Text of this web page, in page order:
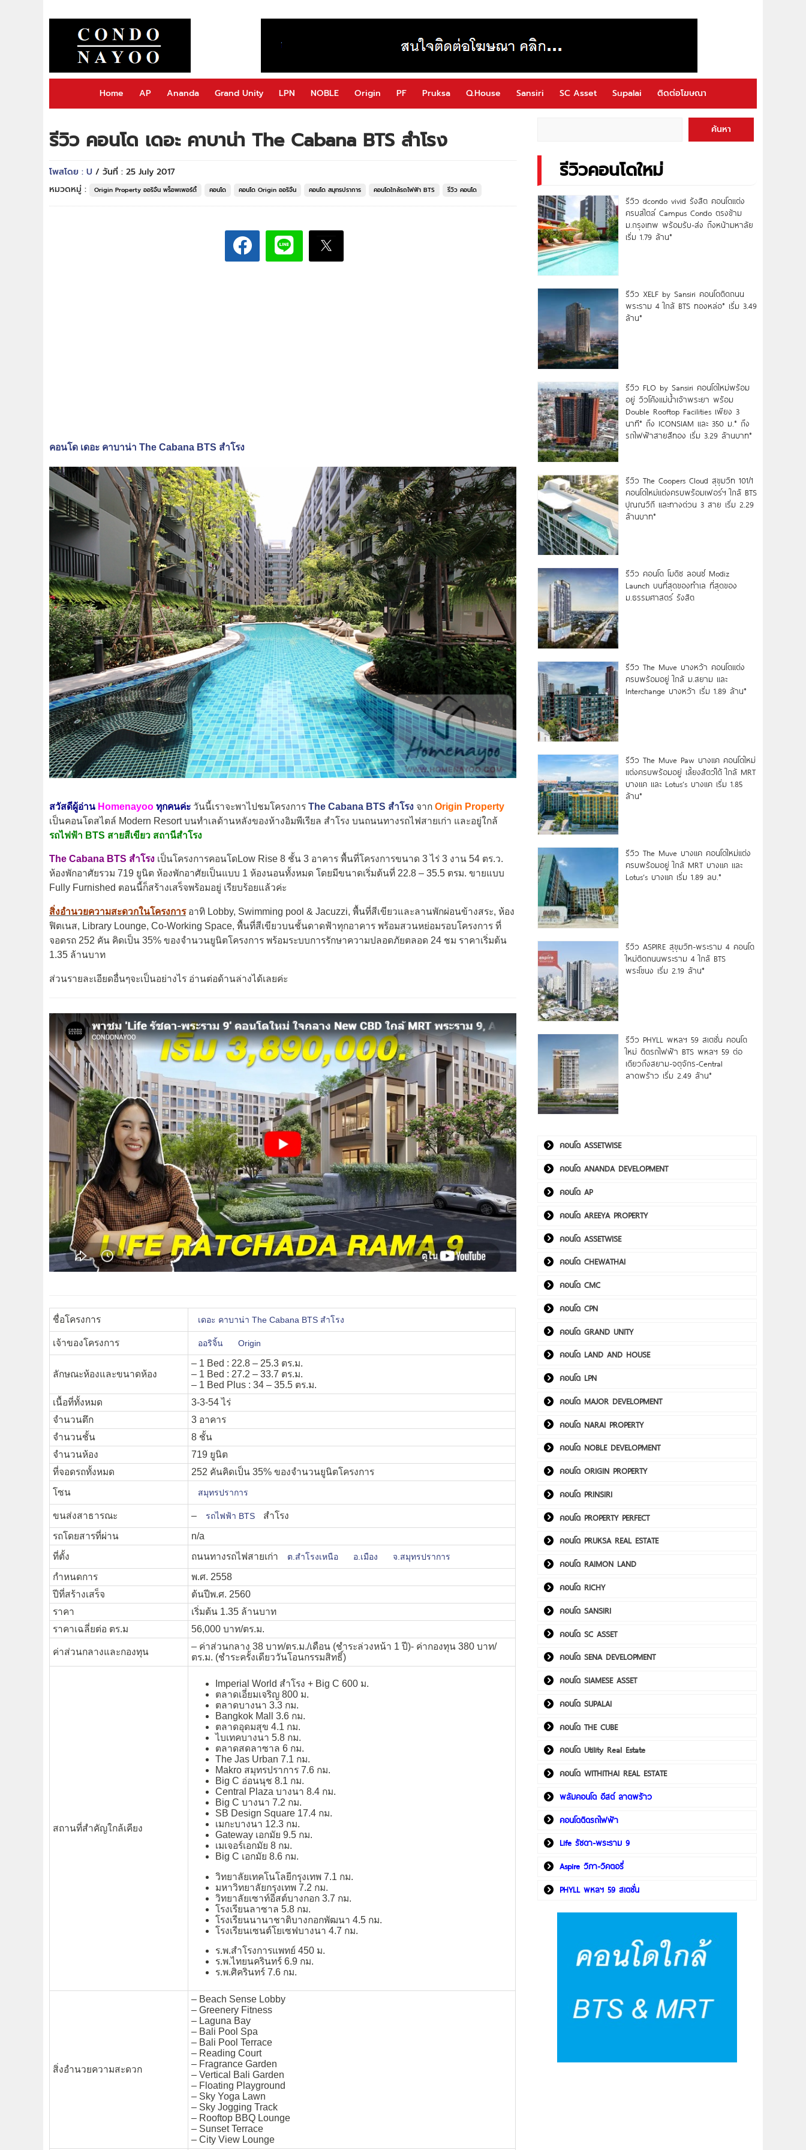
Home AP Ananda Grand Unity LPN NOBLE Origin PF Pruksa Q.House Sansiri SC Asset Supalai ติดต่อโฆษณา
รีวิว คอนโด เดอะ คาบาน่า The Cabana BTS สำโรง
โพสโดย : U / วันที่ : 25 July 2017
หมวดหมู่ :
Origin Property ออริจิ้น พร็อพเพอร์ตี้ คอนโด คอนโด Origin ออริจิ้น คอนโด สมุทรปราการ คอนโดใกล้รถไฟฟ้า BTS รีวิว คอนโด
คอนโด เดอะ คาบาน่า The Cabana BTS สำโรง
สวัสดีผู้อ่าน Homenayoo ทุกคนค่ะ วันนี้เราจะพาไปชมโครงการ The Cabana BTS สำโรง จาก Origin Property
เป็นคอนโดสไตล์ Modern Resort บนทำเลด้านหลังของห้างอิมพีเรียล สำโรง บนถนนทางรถไฟสายเก่า และอยู่ใกล้
รถไฟฟ้า BTS สายสีเขียว สถานีสำโรง
The Cabana BTS สำโรง เป็นโครงการคอนโดLow Rise 8 ชั้น 3 อาคาร พื้นที่โครงการขนาด 3 ไร่ 3 งาน 54 ตร.ว.
ห้องพักอาศัยรวม 719 ยูนิต ห้องพักอาศัยเป็นแบบ 1 ห้องนอนทั้งหมด โดยมีขนาดเริ่มต้นที่ 22.8 – 35.5 ตรม. ขายแบบ
Fully Furnished ตอนนี้ก็สร้างเสร็จพร้อมอยู่ เรียบร้อยแล้วค่ะ
สิ่งอำนวยความสะดวกในโครงการอาทิ Lobby, Swimming pool & Jacuzzi, พื้นที่สีเขียวและลานพักผ่อนข้างสระ, ห้อง
ฟิตเนส, Library Lounge, Co-Working Space, พื้นที่สีเขียวบนชั้นดาดฟ้าทุกอาคาร พร้อมสวนหย่อมรอบโครงการ ที่
จอดรถ 252 คัน คิดเป็น 35% ของจำนวนยูนิตโครงการ พร้อมระบบการรักษาความปลอดภัยตลอด 24 ชม ราคาเริ่มต้น
1.35 ล้านบาท
ส่วนรายละเอียดอื่นๆจะเป็นอย่างไร อ่านต่อด้านล่างได้เลยค่ะ
ชื่อโครงการ เดอะ คาบาน่า The Cabana BTS สำโรง
เจ้าของโครงการ ออริจิ้น Origin
ลักษณะห้องและขนาดห้อง
– 1 Bed : 22.8 – 25.3 ตร.ม.
– 1 Bed : 27.2 – 33.7 ตร.ม.
– 1 Bed Plus : 34 – 35.5 ตร.ม.
เนื้อที่ทั้งหมด
3-3-54 ไร่
จำนวนตึก
3 อาคาร
จำนวนชั้น
8 ชั้น
จำนวนห้อง
719 ยูนิต
ที่จอดรถทั้งหมด
252 คันคิดเป็น 35% ของจำนวนยูนิตโครงการ
โซน
สมุทรปราการ
ขนส่งสาธารณะ – รถไฟฟ้า BTS
สำโรง
รถโดยสารที่ผ่าน
n/a
ที่ตั้ง
ถนนทางรถไฟสายเก่า ต.สำโรงเหนือ อ.เมือง จ.สมุทรปราการ
กำหนดการ
พ.ศ. 2558
ปีที่สร้างเสร็จ
ต้นปีพ.ศ. 2560
ราคา
เริ่มต้น 1.35 ล้านบาท
ราคาเฉลี่ยต่อ ตร.ม
56,000 บาท/ตร.ม.
ค่าส่วนกลางและกองทุน
– ค่าส่วนกลาง 38 บาท/ตร.ม./เดือน (ชำระล่วงหน้า 1 ปี)- ค่ากองทุน 380 บาท/
ตร.ม. (ชำระครั้งเดียววันโอนกรรมสิทธิ์)
สถานที่สำคัญใกล้เคียง
Imperial World สำโรง + Big C 600 ม.
ตลาดเอี่ยมเจริญ 800 ม.
ตลาดบางนา 3.3 กม.
Bangkok Mall 3.6 กม.
ตลาดอุดมสุข 4.1 กม.
ไบเทคบางนา 5.8 กม.
ตลาดสดลาซาล 6 กม.
The Jas Urban 7.1 กม.
Makro สมุทรปราการ 7.6 กม.
Big C อ่อนนุช 8.1 กม.
Central Plaza บางนา 8.4 กม.
Big C บางนา 7.2 กม.
SB Design Square 17.4 กม.
เมกะบางนา 12.3 กม.
Gateway เอกมัย 9.5 กม.
เมเจอร์เอกมัย 8 กม.
Big C เอกมัย 8.6 กม.
วิทยาลัยเทคโนโลยีกรุงเทพ 7.1 กม.
มหาวิทยาลัยกรุงเทพ 7.2 กม.
วิทยาลัยเซาท์อีสต์บางกอก 3.7 กม.
โรงเรียนลาซาล 5.8 กม.
โรงเรียนนานาชาติบางกอกพัฒนา 4.5 กม.
โรงเรียนเซนต์โยเซฟบางนา 4.7 กม.
ร.พ.สำโรงการแพทย์ 450 ม.
ร.พ.ไทยนครินทร์ 6.9 กม.
ร.พ.ศิครินทร์ 7.6 กม.
สิ่งอำนวยความสะดวก
– Beach Sense Lobby
– Greenery Fitness
– Laguna Bay
– Bali Pool Spa
– Bali Pool Terrace
– Reading Court
– Fragrance Garden
– Vertical Bali Garden
– Floating Playground
– Sky Yoga Lawn
– Sky Jogging Track
– Rooftop BBQ Lounge
– Sunset Terrace
– City View Lounge
ค้นหา
รีวิวคอนโดใหม่
รีวิว dcondo vivid รังสิต คอนโดแต่ง
ครบสไตล์ Campus Condo ตรงข้าม
ม.กรุงเทพ พร้อมรับ-ส่ง ถึงหน้ามหาลัย
เริ่ม 1.79 ล้าน*
รีวิว XELF by Sansiri คอนโดติดถนน
พระราม 4 ใกล้ BTS ทองหล่อ* เริ่ม 3.49
ล้าน*
รีวิว FLO by Sansiri คอนโดใหม่พร้อม
อยู่ วิวโค้งแม่น้ำเจ้าพระยา พร้อม
Double Rooftop Facilities เพียง 3
นาที* ถึง ICONSIAM และ 350 ม.* ถึง
รถไฟฟ้าสายสีทอง เริ่ม 3.29 ล้านบาท*
รีวิว The Coopers Cloud สุขุมวิท 101/1
คอนโดใหม่แต่งครบพร้อมเฟอร์ฯ ใกล้ BTS
ปุณณวิถี และทางด่วน 3 สาย เริ่ม 2.29
ล้านบาท*
รีวิว คอนโด โมดิซ ลอนซ์ Modiz
Launch บนที่สุดของทำเล ที่สุดของ
ม.ธรรมศาสตร์ รังสิต
รีวิว The Muve บางหว้า คอนโดแต่ง
ครบพร้อมอยู่ ใกล้ ม.สยาม และ
Interchange บางหว้า เริ่ม 1.89 ล้าน*
รีวิว The Muve Paw บางแค คอนโดใหม่
แต่งครบพร้อมอยู่ เลี้ยงสัตว์ได้ ใกล้ MRT
บางแค และ Lotus’s บางแค เริ่ม 1.85
ล้าน*
รีวิว The Muve บางแค คอนโดใหม่แต่ง
ครบพร้อมอยู่ ใกล้ MRT บางแค และ
Lotus’s บางแค เริ่ม 1.89 ลบ.*
รีวิว ASPIRE สุขุมวิท-พระราม 4 คอนโด
ใหม่ติดถนนพระราม 4 ใกล้ BTS
พระโขนง เริ่ม 2.19 ล้าน*
รีวิว PHYLL พหลฯ 59 สเตชั่น คอนโด
ใหม่ ติดรถไฟฟ้า BTS พหลฯ 59 ต่อ
เดียวถึงสยาม-จตุจักร-Central
ลาดพร้าว เริ่ม 2.49 ล้าน*
คอนโด ASSETWISE
คอนโด ANANDA DEVELOPMENT
คอนโด AP
คอนโด AREEYA PROPERTY
คอนโด ASSETWISE
คอนโด CHEWATHAI
คอนโด CMC
คอนโด CPN
คอนโด GRAND UNITY
คอนโด LAND AND HOUSE
คอนโด LPN
คอนโด MAJOR DEVELOPMENT
คอนโด NARAI PROPERTY
คอนโด NOBLE DEVELOPMENT
คอนโด ORIGIN PROPERTY
คอนโด PRINSIRI
คอนโด PROPERTY PERFECT
คอนโด PRUKSA REAL ESTATE
คอนโด RAIMON LAND
คอนโด RICHY
คอนโด SANSIRI
คอนโด SC ASSET
คอนโด SENA DEVELOPMENT
คอนโด SIAMESE ASSET
คอนโด SUPALAI
คอนโด THE CUBE
คอนโด Utility Real Estate
คอนโด WITHITHAI REAL ESTATE
พลัมคอนโด อีสต์ ลาดพร้าว
คอนโดติดรถไฟฟ้า
Life รัชดา-พระราม 9
Aspire วิภา-วิคตอรี่
PHYLL พหลฯ 59 สเตชั่น